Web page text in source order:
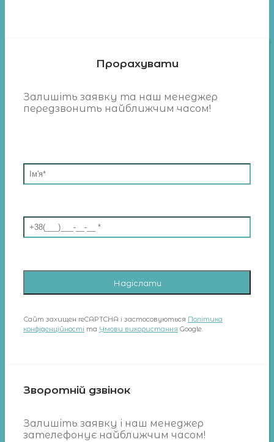
Прорахувати
Залишіть заявку та наш менеджер
передзвонить найближчим часом!
Сайт захищен reCAPTCHA і застосовуються Політика
конфіденційності та Умови використання Google.
Зворотній дзвінок
Залишіть заявку і наш менеджер
зателефонує найближчим часом!